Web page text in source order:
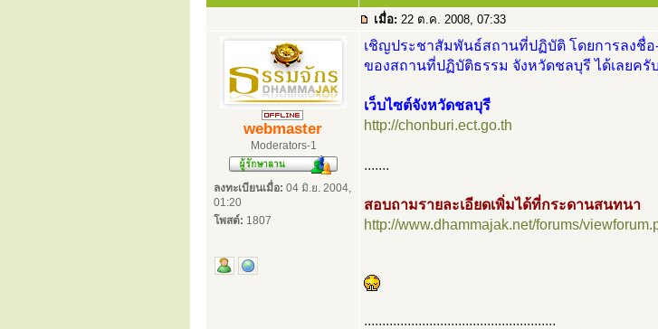
เมื่อ: 22 ต.ค. 2008, 07:33
webmaster
Moderators-1
ลงทะเบียนเมื่อ: 04 มิ.ย. 2004,
01:20
โพสต์: 1807
เชิญประชาสัมพันธ์สถานที่ปฏิบัติ โดยการลงชื่อ
ของสถานที่ปฏิบัติธรรม จังหวัดชลบุรี ได้เลยครับ
เว็บไซต์จังหวัดชลบุรี
http://chonburi.ect.go.th
.......
สอบถามรายละเอียดเพิ่มได้ที่กระดานสนทนา
http://www.dhammajak.net/forums/
.....................................................